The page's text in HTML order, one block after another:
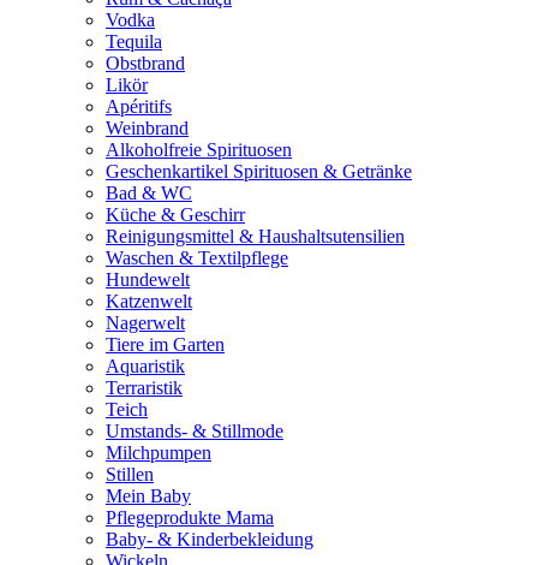
Vodka
Tequila
Obstbrand
Likör
Apéritifs
Weinbrand
Alkoholfreie Spirituosen
Geschenkartikel Spirituosen & Getränke
Bad & WC
Küche & Geschirr
Reinigungsmittel & Haushaltsutensilien
Waschen & Textilpflege
Hundewelt
Katzenwelt
Nagerwelt
Tiere im Garten
Aquaristik
Terraristik
Teich
Umstands- & Stillmode
Milchpumpen
Stillen
Mein Baby
Pflegeprodukte Mama
Baby- & Kinderbekleidung
Wickeln